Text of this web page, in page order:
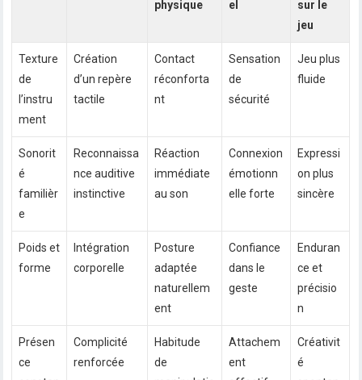
physique
el
sur le
jeu
Texture
de
l’instru
ment
Création
d’un repère
tactile
Contact
réconforta
nt
Sensation
de
sécurité
Jeu plus
fluide
Sonorit
é
familièr
e
Reconnaissa
nce auditive
instinctive
Réaction
immédiate
au son
Connexion
émotionn
elle forte
Expressi
on plus
sincère
Poids et
forme
Intégration
corporelle
Posture
adaptée
naturellem
ent
Confiance
dans le
geste
Enduran
ce et
précisio
n
Présen
ce
Complicité
renforcée
Habitude
de
Attachem
ent
Créativit
é